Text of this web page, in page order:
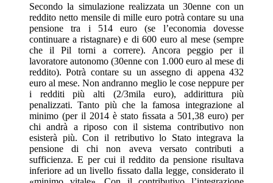
Secondo la simulazione realizzata un 30enne con un
reddito netto mensile di mille euro potrà contare su una
pensione tra i 514 euro (se l’economia dovesse
continuare a ristagnare) e di 600 euro al mese (sempre
che il Pil torni a correre). Ancora peggio per il
lavoratore autonomo (30enne con 1.000 euro al mese di
reddito). Potrà contare su un assegno di appena 432
euro al mese. Non andranno meglio le cose neppure per
i redditi più alti (2/3mila euro), addirittura più
penalizzati. Tanto più che la famosa integrazione al
minimo (per il 2014 è stato ﬁssata a 501,38 euro) per
chi andrà a riposo con il sistema contributivo non
esisterà più. Con il retributivo lo Stato integrava la
pensione di chi non aveva versato contributi a
sufficienza. E per cui il reddito da pensione risultava
inferiore ad un livello ﬁssato dalla legge, considerato il